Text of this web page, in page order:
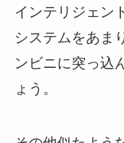
インテリジェン
システムをあま
ンビニに突っ込
ょう。